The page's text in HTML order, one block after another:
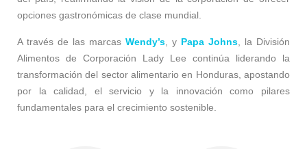
opciones gastronómicas de clase mundial.
A través de las marcas Wendy’s , y Papa Johns , la División
Alimentos de Corporación Lady Lee continúa liderando la
transformación del sector alimentario en Honduras, apostando
por la calidad, el servicio y la innovación como pilares
fundamentales para el crecimiento sostenible.